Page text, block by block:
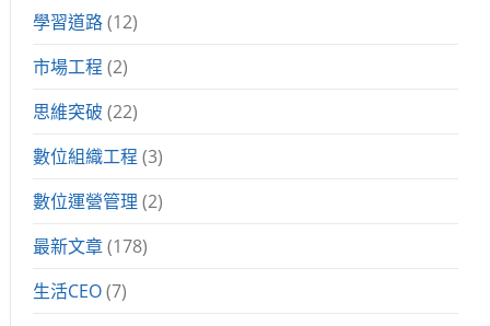
學習道路(12)
市場工程 (2)
思維突破 (22)
數位組織工程 (3)
數位運營管理 (2)
最新文章(178)
生活CEO(7)